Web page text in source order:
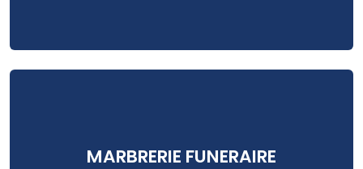
MARBRERIE FUNERAIRE